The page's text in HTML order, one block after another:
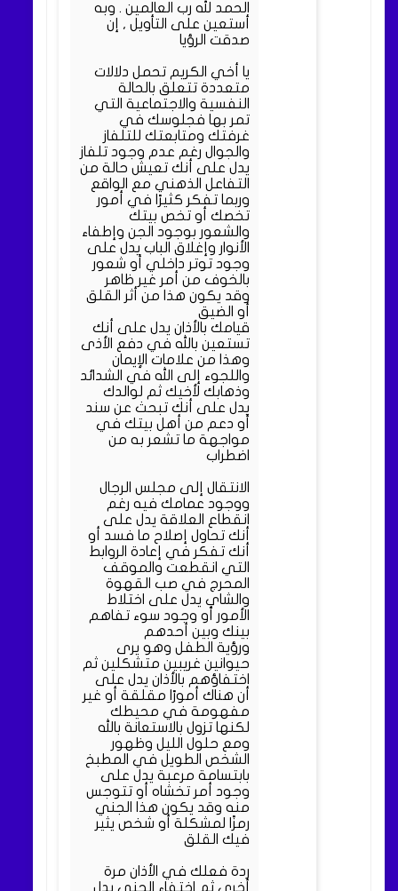
الحمد لله رب العالمين . وبه
أستعين على التأويل , إن
صدقت الرؤيا
يا أخي الكريم تحمل دلالات
متعددة تتعلق بالحالة
النفسية والاجتماعية التي
تمر بها فجلوسك في
غرفتك ومتابعتك للتلفاز
والجوال رغم عدم وجود تلفاز
يدل على أنك تعيش حالة من
التفاعل الذهني مع الواقع
وربما تفكر كثيرًا في أمور
تخصك أو تخص بيتك
والشعور بوجود الجن وإطفاء
الأنوار وإغلاق الباب يدل على
وجود توتر داخلي أو شعور
بالخوف من أمر غير ظاهر
وقد يكون هذا من أثر القلق
أو الضيق
قيامك بالأذان يدل على أنك
تستعين بالله في دفع الأذى
وهذا من علامات الإيمان
واللجوء إلى الله في الشدائد
وذهابك لأخيك ثم لوالدك
يدل على أنك تبحث عن سند
أو دعم من أهل بيتك في
مواجهة ما تشعر به من
اضطراب
الانتقال إلى مجلس الرجال
ووجود عمامك فيه رغم
انقطاع العلاقة يدل على
أنك تحاول إصلاح ما فسد أو
أنك تفكر في إعادة الروابط
التي انقطعت والموقف
المحرج في صب القهوة
والشاي يدل على اختلاط
الأمور أو وجود سوء تفاهم
بينك وبين أحدهم
ورؤية الطفل وهو يرى
حيوانين غريبين متشكلين ثم
اختفاؤهم بالأذان يدل على
أن هناك أمورًا مقلقة أو غير
مفهومة في محيطك
لكنها تزول بالاستعانة بالله
ومع حلول الليل وظهور
الشخص الطويل في المطبخ
بابتسامة مرعبة يدل على
وجود أمر تخشاه أو تتوجس
منه وقد يكون هذا الجني
رمزًا لمشكلة أو شخص يثير
فيك القلق
ردة فعلك في الأذان مرة
أخرى ثم اختفاء الجني يدل